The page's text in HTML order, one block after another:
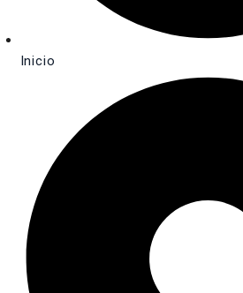
Inicio